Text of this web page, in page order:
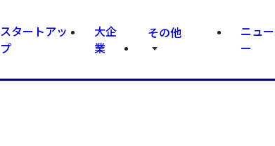
スタートアッ
プ
大企
業
その他
ニュ
ー